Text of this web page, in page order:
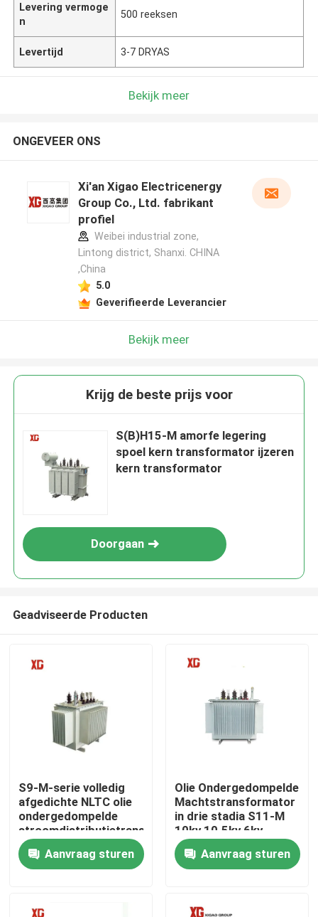
Huis
Producten
Ongeveer ons
Levering vermoge
n
500 reeksen
Levertijd 3-7 DRYAS
Bekijk meer
ONGEVEER ONS
Xi'an Xigao Electricenergy
Group Co., Ltd. fabrikant
profiel
Weibei industrial zone,
Lintong district, Shanxi. CHINA
,China
5.0
Geverifieerde Leverancier
Bekijk meer
Krijg de beste prijs voor
S(B)H15-M amorfe legering
spoel kern transformator ijzeren
kern transformator
Doorgaan
Geadviseerde Producten
S9-M-serie volledig
afgedichte NLTC olie
ondergedompelde
stroomdistributietransformator
10kv 400kva
Aanvraag sturen
Olie Ondergedompelde
Machtstransformator
in drie stadia S11-M
10kv 10.5kv 6kv
100kva 500kva
100kvaAanvraag sturen